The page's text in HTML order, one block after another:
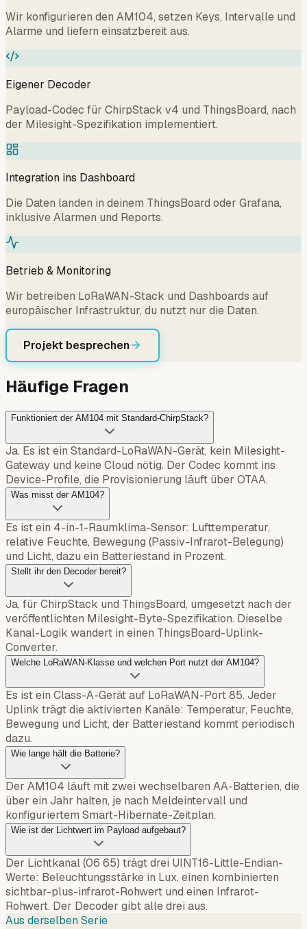
Wir konfigurieren den AM104, setzen Keys, Intervalle und
Alarme und liefern einsatzbereit aus.
Eigener Decoder
Payload-Codec für ChirpStack v4 und ThingsBoard, nach
der Milesight-Spezifikation implementiert.
Integration ins Dashboard
Die Daten landen in deinem ThingsBoard oder Grafana,
inklusive Alarmen und Reports.
Betrieb & Monitoring
Wir betreiben LoRaWAN-Stack und Dashboards auf
europäischer Infrastruktur, du nutzt nur die Daten.
Projekt besprechen
Häufige Fragen
Funktioniert der AM104 mit Standard-ChirpStack?
Ja. Es ist ein Standard-LoRaWAN-Gerät, kein Milesight-
Gateway und keine Cloud nötig. Der Codec kommt ins
Device-Profile, die Provisionierung läuft über OTAA.
Was misst der AM104?
Es ist ein 4-in-1-Raumklima-Sensor: Lufttemperatur,
relative Feuchte, Bewegung (Passiv-Infrarot-Belegung)
und Licht, dazu ein Batteriestand in Prozent.
Stellt ihr den Decoder bereit?
Ja, für ChirpStack und ThingsBoard, umgesetzt nach der
veröffentlichten Milesight-Byte-Spezifikation. Dieselbe
Kanal-Logik wandert in einen ThingsBoard-Uplink-
Converter.
Welche LoRaWAN-Klasse und welchen Port nutzt der AM104?
Es ist ein Class-A-Gerät auf LoRaWAN-Port 85. Jeder
Uplink trägt die aktivierten Kanäle: Temperatur, Feuchte,
Bewegung und Licht, der Batteriestand kommt periodisch
dazu.
Wie lange hält die Batterie?
Der AM104 läuft mit zwei wechselbaren AA-Batterien, die
über ein Jahr halten, je nach Meldeintervall und
konfiguriertem Smart-Hibernate-Zeitplan.
Wie ist der Lichtwert im Payload aufgebaut?
Der Lichtkanal (06 65) trägt drei UINT16-Little-Endian-
Werte: Beleuchtungsstärke in Lux, einen kombinierten
sichtbar-plus-infrarot-Rohwert und einen Infrarot-
Rohwert. Der Decoder gibt alle drei aus.
Aus derselben Serie